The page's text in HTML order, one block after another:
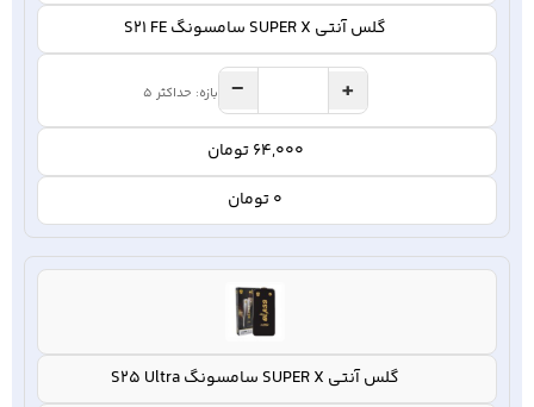
گلس آنتی SUPER X سامسونگ S21 FE
− + بازه: حداکثر 5
64,000 تومان
0 تومان
گلس آنتی SUPER X سامسونگ S25 Ultra